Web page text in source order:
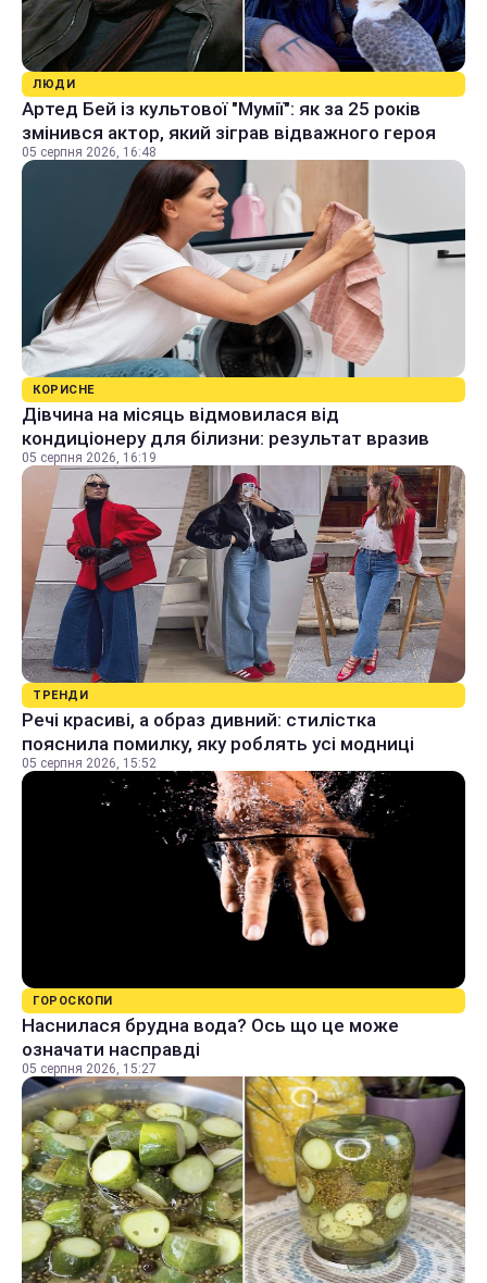
ЛЮДИ
Артед Бей із культової "Мумії": як за 25 років
змінився актор, який зіграв відважного героя
05 серпня 2026, 16:48
КОРИСНЕ
Дівчина на місяць відмовилася від
кондиціонеру для білизни: результат вразив
05 серпня 2026, 16:19
ТРЕНДИ
Речі красиві, а образ дивний: стилістка
пояснила помилку, яку роблять усі модниці
05 серпня 2026, 15:52
ГОРОСКОПИ
Наснилася брудна вода? Ось що це може
означати насправді
05 серпня 2026, 15:27